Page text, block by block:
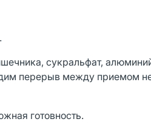
сукральфат,
перерыв между приемом
готовность.